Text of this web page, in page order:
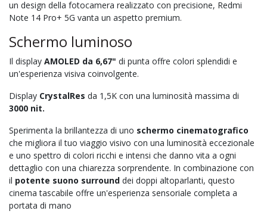
un design della fotocamera realizzato con precisione, Redmi
Note 14 Pro+ 5G vanta un aspetto premium.
Schermo luminoso
Il display AMOLED da 6,67" di punta offre colori splendidi e
un'esperienza visiva coinvolgente.
Display CrystalRes da 1,5K con una luminosità massima di
3000 nit.
Sperimenta la brillantezza di uno schermo cinematografico
che migliora il tuo viaggio visivo con una luminosità eccezionale
e uno spettro di colori ricchi e intensi che danno vita a ogni
dettaglio con una chiarezza sorprendente. In combinazione con
il potente suono surround dei doppi altoparlanti, questo
cinema tascabile offre un'esperienza sensoriale completa a
portata di mano